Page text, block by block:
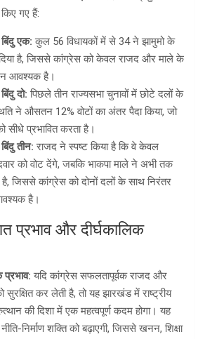
गए हैं:
एक: कुल 56 विधायकों में से 34 ने झामुमो के
है, जिससे कांग्रेस को केवल राजद और माले के
आवश्यक है।
दो: पिछले तीन राज्यसभा चुनावों में छोटे दलों के
ने औसतन 12% वोटों का अंतर पैदा किया, जो
सीधे प्रभावित करता है।
तीन: राजद ने स्पष्ट किया है कि वे केवल
को वोट देंगे, जबकि भाकपा माले ने अभी तक
है, जिससे कांग्रेस को दोनों दलों के साथ निरंतर
है।
प्रभाव और दीर्घकालिक
यदि कांग्रेस सफलतापूर्वक राजद और
कर लेती है, तो यह झारखंड में राष्ट्रीय
की दिशा में एक महत्वपूर्ण कदम होगा। यह
निर्माण शक्ति को बढ़ाएगी, जिससे खनन, शिक्षा